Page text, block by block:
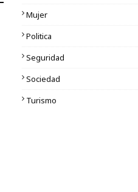
Mujer
Politica
Seguridad
Sociedad
Turismo